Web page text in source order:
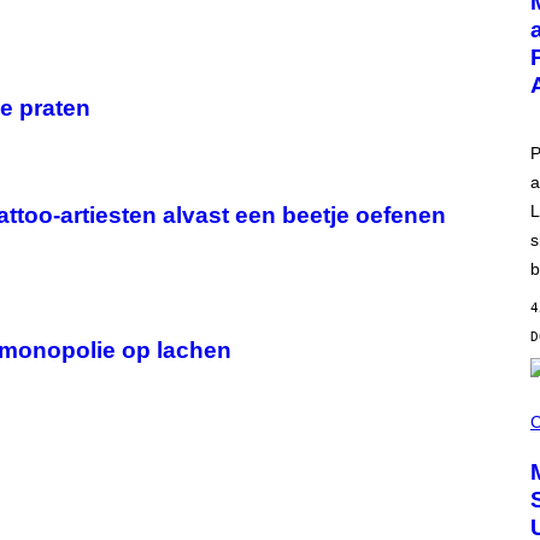
praten
artiesten alvast een beetje oefenen
op lachen
T
O
V
I
A
T
O
I
L
E
)
O
T
E
S
Y